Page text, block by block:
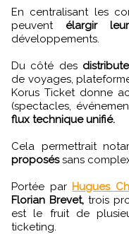
En centralisant les
peuvent élargir
développements.
Du côté des
de voyages,
Korus Ticket donne
(spectacles,
flux technique unifié.
Cela permettrait
proposéssans
Portée par Hugues
Florian Brevet,trois
est le fruit de
ticketing.